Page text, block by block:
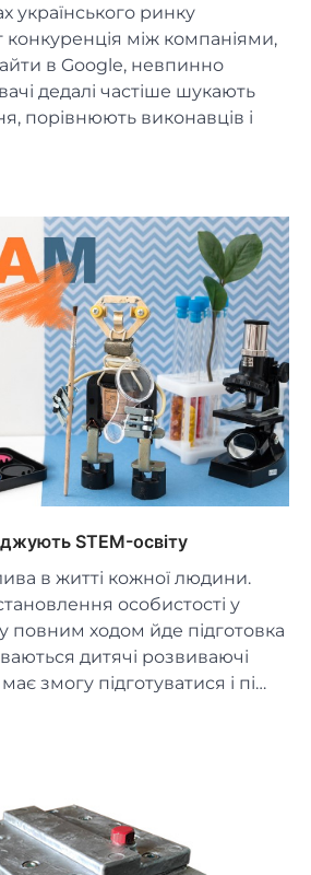
українського ринку
між компаніями,
в Google, невпинно
дедалі частіше шукають
порівнюють виконавців і
STEM-освіту
в житті кожної людини.
особистості у
повним ходом йде підготовка
дитячі розвиваючі
змогу підготуватися і пі…